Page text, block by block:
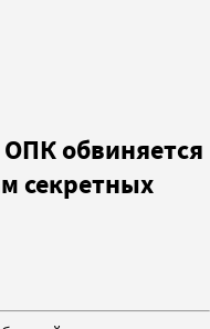
обвиняется
секретных